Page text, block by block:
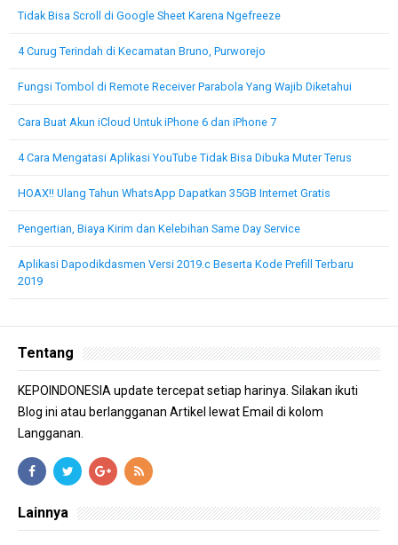
Tidak Bisa Scroll di Google Sheet Karena Ngefreeze
4 Curug Terindah di Kecamatan Bruno, Purworejo
Fungsi Tombol di Remote Receiver Parabola Yang Wajib Diketahui
Cara Buat Akun iCloud Untuk iPhone 6 dan iPhone 7
4 Cara Mengatasi Aplikasi YouTube Tidak Bisa Dibuka Muter Terus
HOAX!! Ulang Tahun WhatsApp Dapatkan 35GB Internet Gratis
Pengertian, Biaya Kirim dan Kelebihan Same Day Service
Aplikasi Dapodikdasmen Versi 2019.c Beserta Kode Prefill Terbaru
2019
Tentang
KEPOINDONESIA update tercepat setiap harinya. Silakan ikuti
Blog ini atau berlangganan Artikel lewat Email di kolom
Langganan.
Lainnya